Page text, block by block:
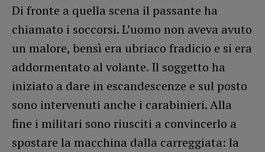
Di fronte a quella scena il passante ha
chiamato i soccorsi. L’uomo non aveva avuto
un malore, bensì era ubriaco fradicio e si era
addormentato al volante. Il soggetto ha
iniziato a dare in escandescenze e sul posto
sono intervenuti anche i carabinieri. Alla
fine i militari sono riusciti a convincerlo a
spostare la macchina dalla carreggiata: la